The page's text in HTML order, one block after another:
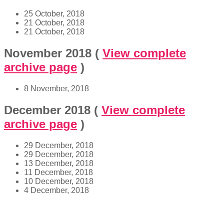
25 October, 2018
21 October, 2018
21 October, 2018
November 2018 ( View complete
archive page )
8 November, 2018
December 2018 ( View complete
archive page )
29 December, 2018
29 December, 2018
13 December, 2018
11 December, 2018
10 December, 2018
4 December, 2018